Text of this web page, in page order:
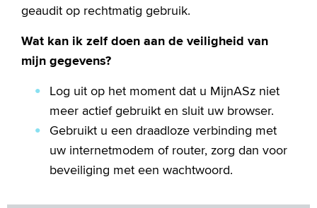
geaudit op rechtmatig gebruik.
Wat kan ik zelf doen aan de veiligheid van
mijn gegevens?
Log uit op het moment dat u MijnASz niet
meer actief gebruikt en sluit uw browser.
Gebruikt u een draadloze verbinding met
uw internetmodem of router, zorg dan voor
beveiliging met een wachtwoord.